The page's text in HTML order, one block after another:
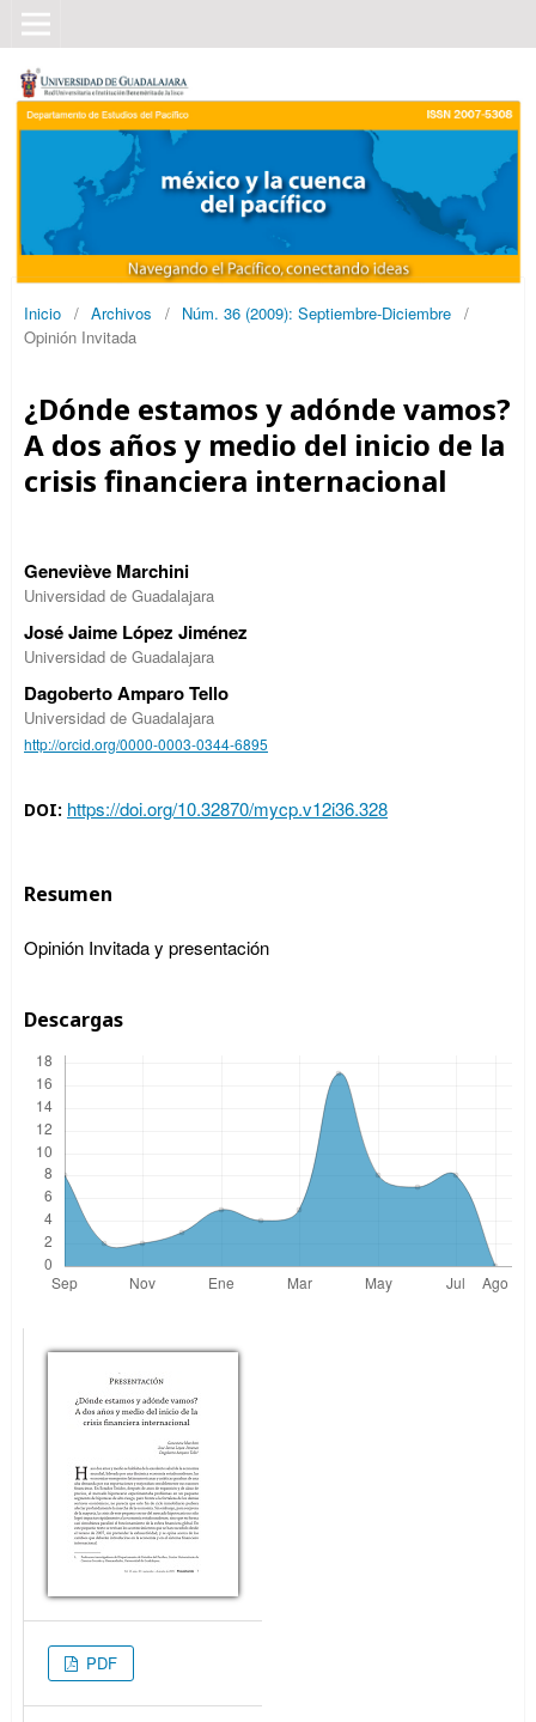
Inicio / Archivos / Núm. 36 (2009): Septiembre-Diciembre /
Opinión Invitada
¿Dónde estamos y adónde vamos?
A dos años y medio del inicio de la
crisis financiera internacional
Geneviève Marchini
Universidad de Guadalajara
José Jaime López Jiménez
Universidad de Guadalajara
Dagoberto Amparo Tello
Universidad de Guadalajara
http://orcid.org/0000-0003-0344-6895
DOI: https://doi.org/10.32870/mycp.v12i36.328
Resumen
Opinión Invitada y presentación
Descargas
PDF